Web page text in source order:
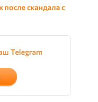
после скандала с
Telegram